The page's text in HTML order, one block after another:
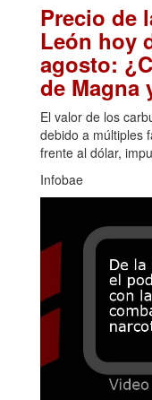
Precio de
León hoy
agosto:
de Magna
El valor de los
debido a múltiples
frente al dólar,
Infobae